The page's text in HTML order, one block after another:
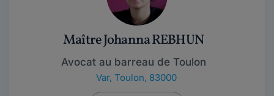
Maître Johanna REBHUN
Avocat au barreau de Toulon
Var, Toulon, 83000